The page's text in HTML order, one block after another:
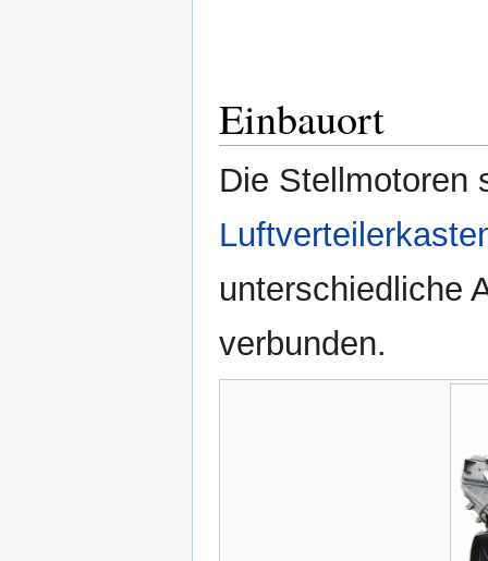
Einbauort
Die Stellmotoren
unterschiedliche
verbunden.